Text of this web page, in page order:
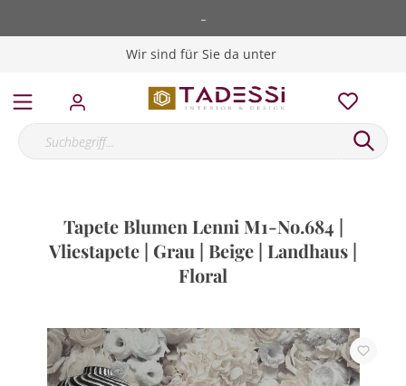
-
Wir sind für Sie da unter
Tapete Blumen Lenni M1-No.684 |
Vliestapete | Grau | Beige | Landhaus |
Floral